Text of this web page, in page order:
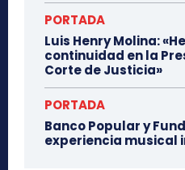
PORTADA
Luis Henry Molina:
continuidad en la
Corte de Justicia»
PORTADA
Banco Popular y
experiencia musical